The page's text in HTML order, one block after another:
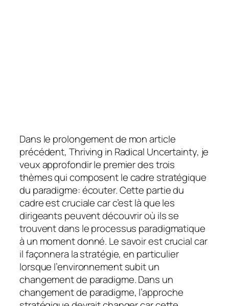
Dans le prolongement de mon article
précédent, Thriving in Radical Uncertainty, je
veux approfondir le premier des trois
thèmes qui composent le cadre stratégique
du paradigme: écouter. Cette partie du
cadre est cruciale car c’est là que les
dirigeants peuvent découvrir où ils se
trouvent dans le processus paradigmatique
à un moment donné. Le savoir est crucial car
il façonnera la stratégie, en particulier
lorsque l’environnement subit un
changement de paradigme. Dans un
changement de paradigme, l’approche